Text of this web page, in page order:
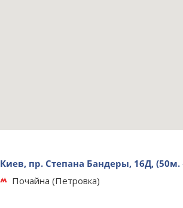
Киев, пр. Степана Бандеры, 16Д,
Почайна (Петровка)